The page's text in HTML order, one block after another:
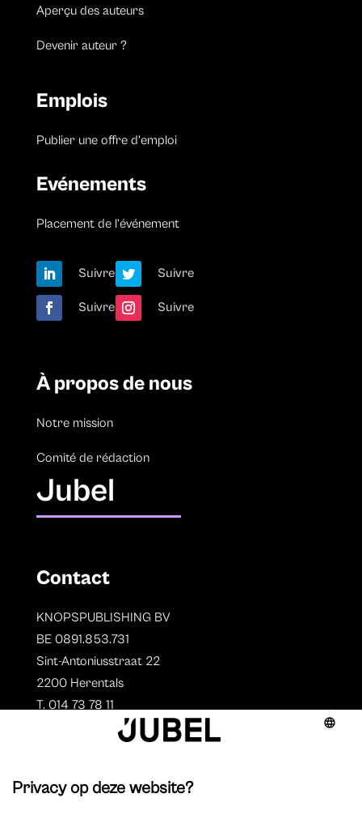
Aperçu des auteurs
Devenir auteur ?
Emplois
Publier une offre d’emploi
Evénements
Placement de l’événement
Suivre Suivre
Suivre Suivre
À propos de nous
Notre mission
Comité de rédaction
Jubel
Contact
KNOPSPUBLISHING BV
BE 0891.853.731
Sint-Antoniusstraat 22
2200 Herentals
T. 014 73 78 11
Aperçu des auteurs